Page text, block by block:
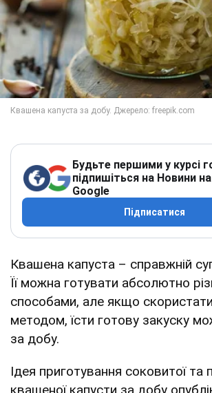
Будьте першими у курсі
підпишіться на Новини
Google
Підписатися
Квашена капуста – справжній
Її можна готувати абсолютно
способами, але якщо
методом, їсти готову закуску
за добу.
Ідея приготування соковитої та